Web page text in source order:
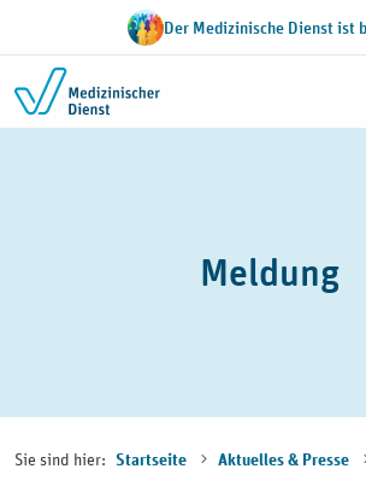
Zum Inhalt springenDer Medizinische Dienst ist
Meldung
Sie sind hier: Startseite Aktuelles & Presse